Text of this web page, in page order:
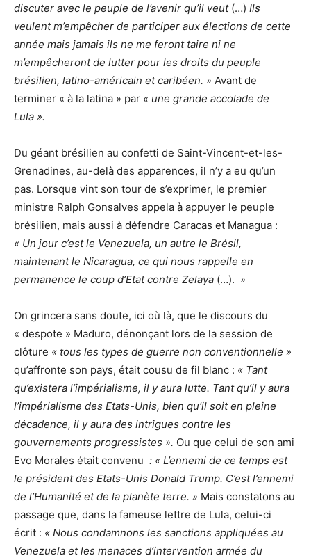
discuter avec le peuple de l’avenir qu’il veut (…) Ils
veulent m’empêcher de participer aux élections de cette
année mais jamais ils ne me feront taire ni ne
m’empêcheront de lutter pour les droits du peuple
brésilien, latino-américain et caribéen. » Avant de
terminer « à la latina » par « une grande accolade de
Lula ».
Du géant brésilien au confetti de Saint-Vincent-et-les-
Grenadines, au-delà des apparences, il n’y a eu qu’un
pas. Lorsque vint son tour de s’exprimer, le premier
ministre Ralph Gonsalves appela à appuyer le peuple
brésilien, mais aussi à défendre Caracas et Managua :
« Un jour c’est le Venezuela, un autre le Brésil,
maintenant le Nicaragua, ce qui nous rappelle en
permanence le coup d’Etat contre Zelaya (…). »
On grincera sans doute, ici où là, que le discours du
« despote » Maduro, dénonçant lors de la session de
clôture « tous les types de guerre non conventionnelle »
qu’affronte son pays, était cousu de fil blanc : « Tant
qu’existera l’impérialisme, il y aura lutte. Tant qu’il y aura
l’impérialisme des Etats-Unis, bien qu’il soit en pleine
décadence, il y aura des intrigues contre les
gouvernements progressistes ». Ou que celui de son ami
Evo Morales était convenu : « L’ennemi de ce temps est
le président des Etats-Unis Donald Trump. C’est l’ennemi
de l’Humanité et de la planète terre. » Mais constatons au
passage que, dans la fameuse lettre de Lula, celui-ci
écrit : « Nous condamnons les sanctions appliquées au
Venezuela et les menaces d’intervention armée du